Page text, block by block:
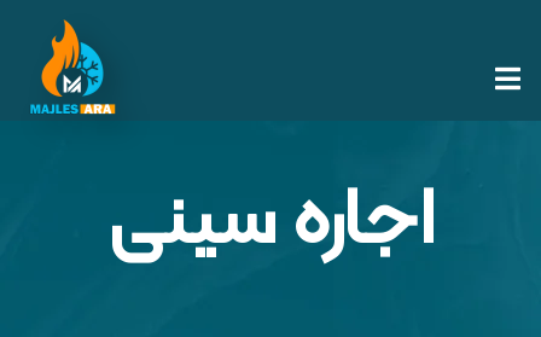
اجاره سینی